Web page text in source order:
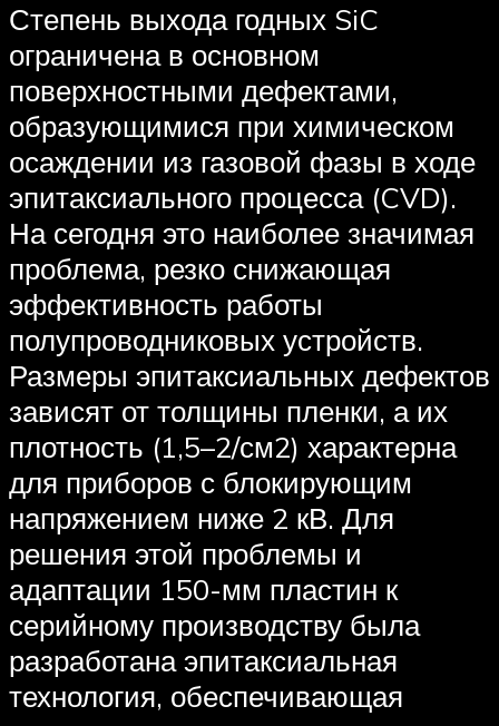
Степень выхода годных SiC
ограничена в основном
поверхностными дефектами,
образующимися при химическом
осаждении из газовой фазы в ходе
эпитаксиального процесса (CVD).
На сегодня это наиболее значимая
проблема, резко снижающая
эффективность работы
полупроводниковых устройств.
Размеры эпитаксиальных дефектов
зависят от толщины пленки, а их
плотность (1,5–2/см2) характерна
для приборов с блокирующим
напряжением ниже 2 кВ. Для
решения этой проблемы и
адаптации 150-мм пластин к
серийному производству была
разработана эпитаксиальная
технология, обеспечивающая